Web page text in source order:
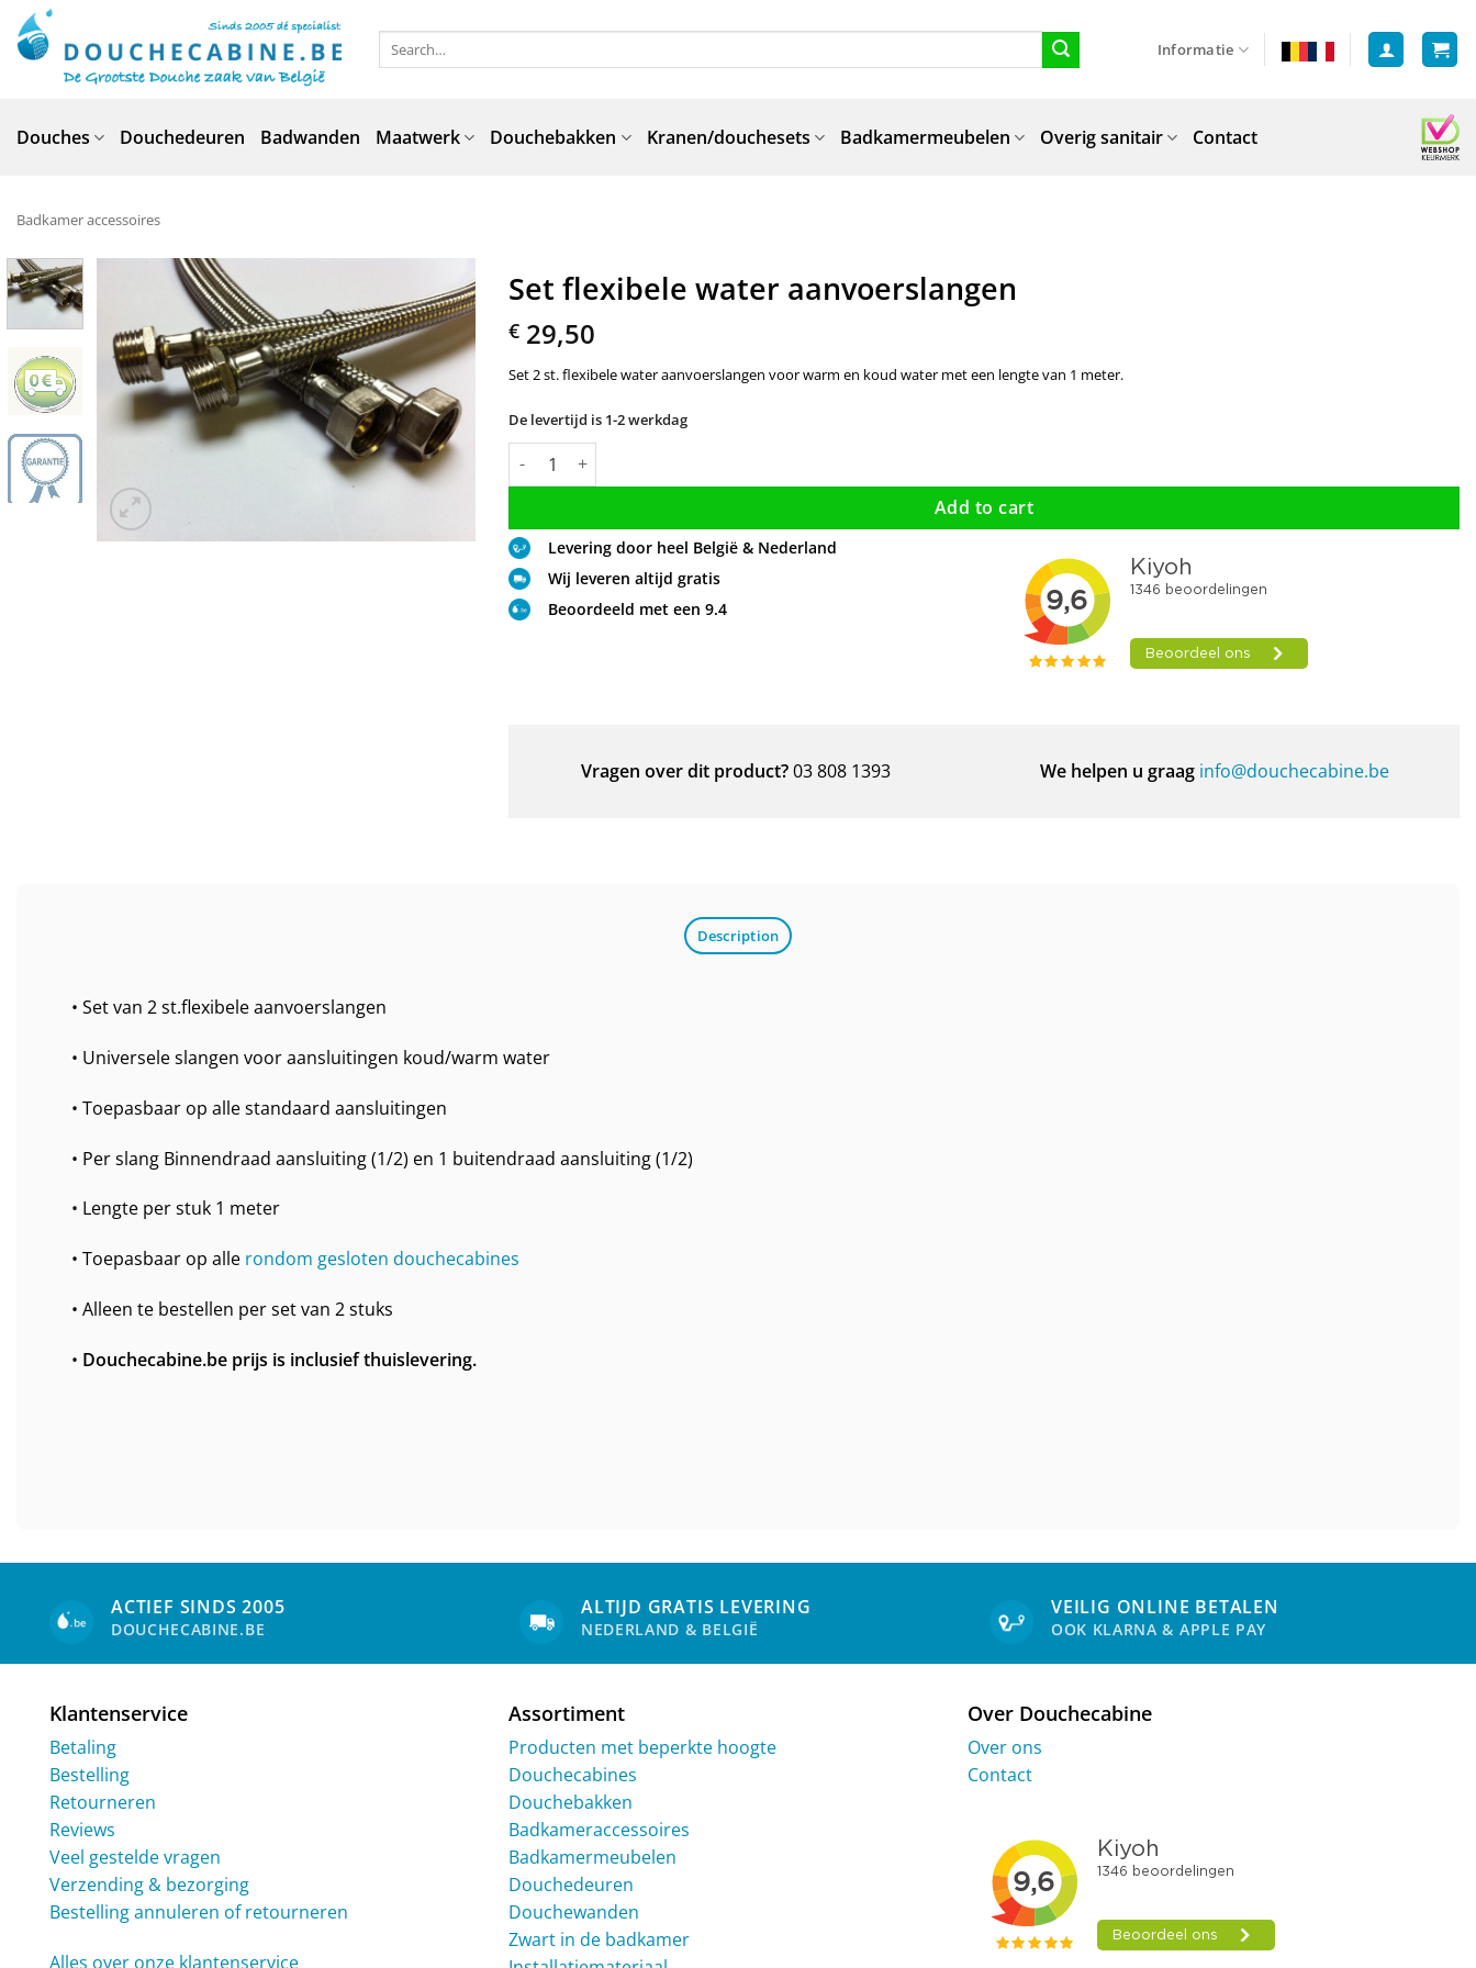
Skip
content
Search
Informatie
Douches Douchedeuren Badwanden Maatwerk Douchebakken Kranen/douchesets Badkamermeubelen Overig sanitair Contact
Badkamer accessoires
Set flexibele water aanvoerslangen
€ 29,50
Set 2 st. flexibele water aanvoerslangen voor warm en koud water met een lengte van 1 meter.
De levertijd is 1-2 werkdag
Set flexibele water aanvoerslangen quantity
Add to cart
Levering door heel België & Nederland
Wij leveren altijd gratis
Beoordeeld met een 9.4
Vragen over dit product?03 808 1393 We helpen u graag info@douchecabine.be
Description
• Set van 2 st.flexibele aanvoerslangen
• Universele slangen voor aansluitingen koud/warm water
• Toepasbaar op alle standaard aansluitingen
• Per slang Binnendraad aansluiting (1/2) en 1 buitendraad aansluiting (1/2)
• Lengte per stuk 1 meter
• Toepasbaar op alle rondom gesloten douchecabines
• Alleen te bestellen per set van 2 stuks
• Douchecabine.be prijs is inclusief thuislevering.
ACTIEF SINDS 2005
DOUCHECABINE.BE
ALTIJD GRATIS LEVERING
NEDERLAND & BELGIË
VEILIG ONLINE BETALEN
OOK KLARNA & APPLE PAY
Klantenservice
Betaling
Bestelling
Retourneren
Reviews
Veel gestelde vragen
Verzending & bezorging
Bestelling annuleren of retourneren
Alles over onze klantenservice
Assortiment
Producten met beperkte hoogte
Douchecabines
Douchebakken
Badkameraccessoires
Badkamermeubelen
Douchedeuren
Douchewanden
Zwart in de badkamer
Over Douchecabine
Over ons
Contact